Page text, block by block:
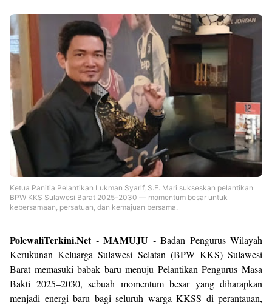
Ketua Panitia Pelantikan Lukman Syarif, S.E. Mari sukseskan pelantikan
BPW KKS Sulawesi Barat 2025–2030 — momentum besar untuk
kebersamaan, persatuan, dan kemajuan bersama.
PolewaliTerkini.Net - MAMUJU -Badan Pengurus Wilayah
Kerukunan Keluarga Sulawesi Selatan (BPW KKS) Sulawesi
Barat memasuki babak baru menuju Pelantikan Pengurus Masa
Bakti 2025–2030, sebuah momentum besar yang diharapkan
menjadi energi baru bagi seluruh warga KKSS di perantauan,